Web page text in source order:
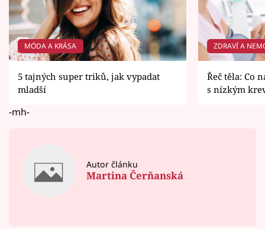
MÓDA A KRÁSA
5 tajných super triků, jak vypadat
mladší
ZDRAVÍ A
Řeč těla: Co
s nízkým
-mh-
Autor článku
Martina Čerňanská